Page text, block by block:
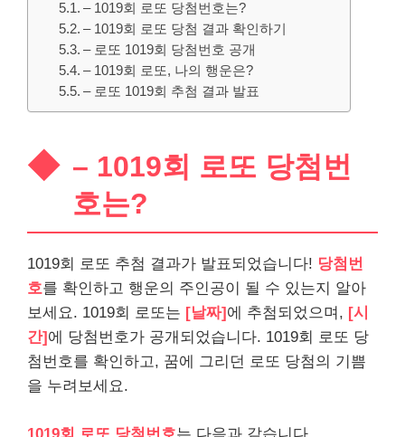
– 1019회 로또 당첨번호는?
– 1019회 로또 당첨 결과 확인하기
– 로또 1019회 당첨번호 공개
– 1019회 로또, 나의 행운은?
– 로또 1019회 추첨 결과 발표
– 1019회 로또 당첨번
호는?
1019회 로또 추첨 결과가 발표되었습니다! 당첨번
호를 확인하고 행운의 주인공이 될 수 있는지 알아
보세요. 1019회 로또는 [날짜]에 추첨되었으며, [시
간]에 당첨번호가 공개되었습니다. 1019회 로또 당
첨번호를 확인하고, 꿈에 그리던 로또 당첨의 기쁨
을 누려보세요.
1019회 로또 당첨번호는 다음과 같습니다.